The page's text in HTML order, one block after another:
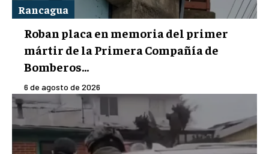
Rancagua
Roban placa en memoria del primer
mártir de la Primera Compañía de
Bomberos...
6 de agosto de 2026